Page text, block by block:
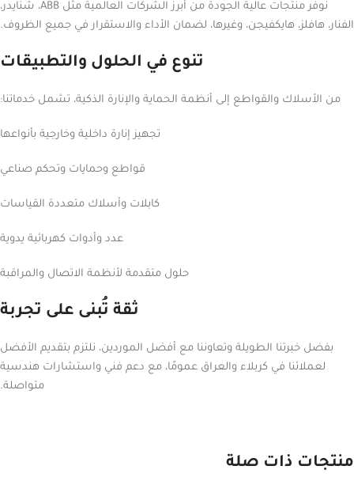
نوفّر منتجات عالية الجودة من أبرز الشركات العالمية مثل ABB، شنايدر،
الفنار، هافلز، هايكفيجن، وغيرها، لضمان الأداء والاستقرار في جميع الظروف.
تنوع في الحلول والتطبيقات
من الأسلاك والقواطع إلى أنظمة الحماية والإنارة الذكية، تشمل خدماتنا:
تجهيز إنارة داخلية وخارجية بأنواعها
قواطع وحمايات وتحكم صناعي
كابلات وأسلاك متعددة القياسات
عدد وأدوات كهربائية يدوية
حلول متقدمة لأنظمة الاتصال والمراقبة
ثقة تُبنى على تجربة
بفضل خبرتنا الطويلة وتعاوننا مع أفضل الموردين، نلتزم بتقديم الأفضل
لعملائنا في كربلاء والعراق عمومًا، مع دعم فني واستشارات هندسية
متواصلة.
منتجات ذات صلة